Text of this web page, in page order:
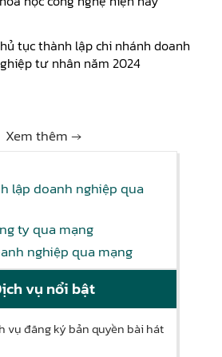
tục thành lập chi nhánh doanh
tư nhân năm 2024
Xem thêm →
lập doanh nghiệp qua
ty qua mạng
nghiệp qua mạng
vụ nổi bật
vụ đăng ký bản quyền bài hát